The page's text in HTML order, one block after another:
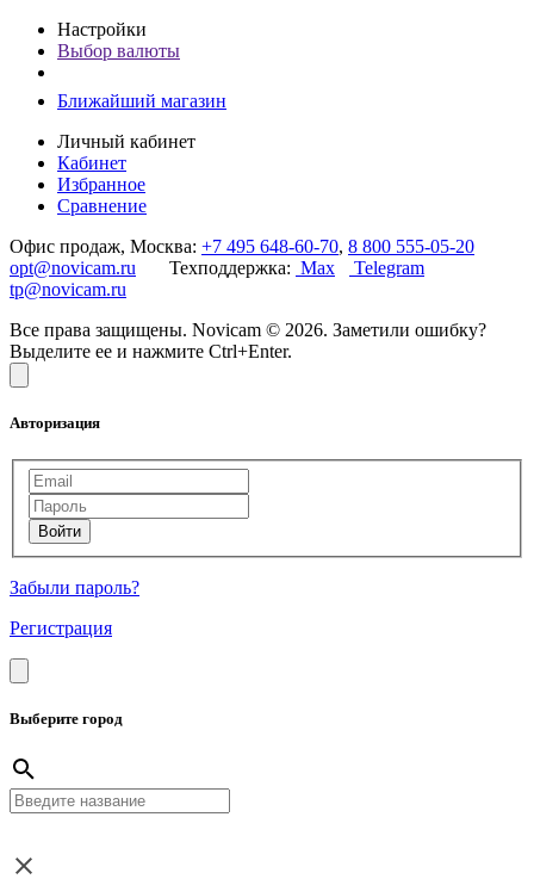
Настройки
Выбор валюты
Ближайший магазин
Личный кабинет
Кабинет
Избранное
Сравнение
Офис продаж, Москва: +7 495 648-60-70, 8 800 555-05-20
opt@novicam.ru Техподдержка: Max
Telegram
tp@novicam.ru
Все права защищены. Novicam © 2026. Заметили ошибку?
Выделите ее и нажмите Ctrl+Enter.
Авторизация
Забыли пароль?
Регистрация
Выберите город